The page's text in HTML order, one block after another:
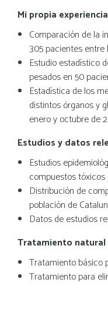
Mi propia
Comparación de la
305 pacientes entre
Estudio estadístico
pesados en 50
Estadística de los
distintos órganos y
enero y octubre de
Estudios y datos
Estudios
compuestos
Distribución de
población de
Datos de estudios
Tratamiento natural
Tratamiento básico
Tratamiento para